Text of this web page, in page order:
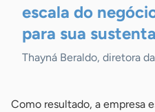
escala do
para sua
Thayná Beraldo, diretora
Como resultado, a empresa